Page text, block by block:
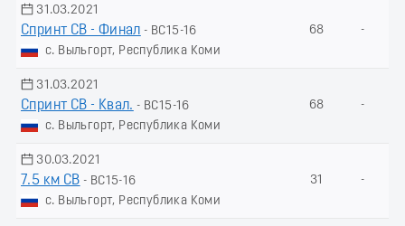
31.03.2021
Спринт СВ - Финал - ВС15-16
с. Выльгорт, Республика Коми
68 -
31.03.2021
Спринт СВ - Квал. - ВС15-16
с. Выльгорт, Республика Коми
68 -
30.03.2021
7.5 км СВ - ВС15-16
с. Выльгорт, Республика Коми
31 -